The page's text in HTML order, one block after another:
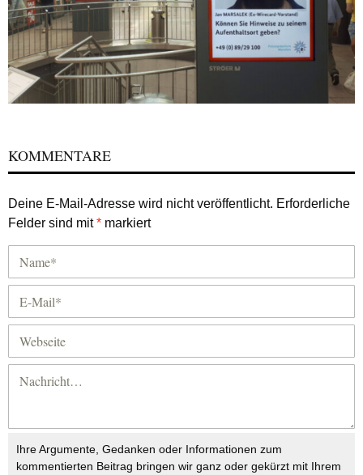
KOMMENTARE
Deine E-Mail-Adresse wird nicht veröffentlicht. Erforderliche
Felder sind mit* markiert
Ihre Argumente, Gedanken oder Informationen zum
kommentierten Beitrag bringen wir ganz oder gekürzt mit Ihrem